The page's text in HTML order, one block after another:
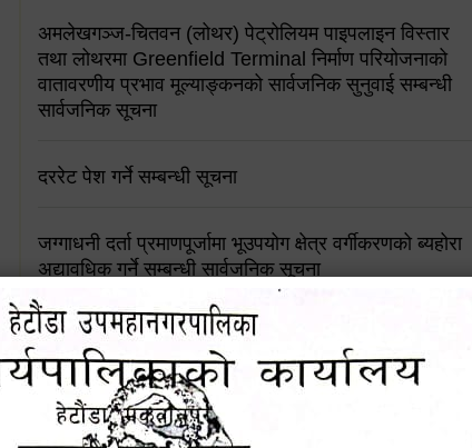
अमलेखगञ्ज-चितवन (लोथर) पेट्रोलियम पाइपलाइन विस्तार
तथा लोथरमा Greenfield Terminal निर्माण परियोजनाको
वातावरणीय प्रभाव मूल्याङ्कनको सार्वजनिक सुनुवाई सम्बन्धी
सार्वजनिक सूचना
दररेट पेश गर्ने सम्बन्धी सूचना
जग्गाधनी दर्ता प्रमाणपूर्जामा भूउपयोग क्षेत्र वर्गीकरणको ब्यहोरा
अद्यावधिक गर्ने सम्बन्धी सार्वजनिक सूचना
आशय पत्र दर्ता सम्बन्धी सूचना
शिक्षक सरुवा सहमतिका लागि दरखास्त आव्हान सम्बन्धी सूचना !